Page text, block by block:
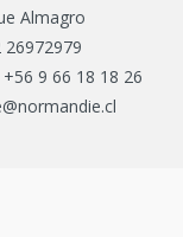
Almagro
26972979
+56 9 66 18 18 26